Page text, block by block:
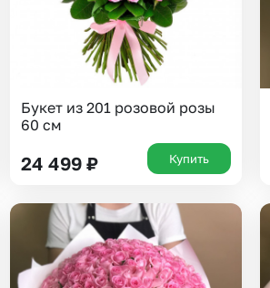
Букет из 201 розовой розы
60 см
24 499 ₽ Купить